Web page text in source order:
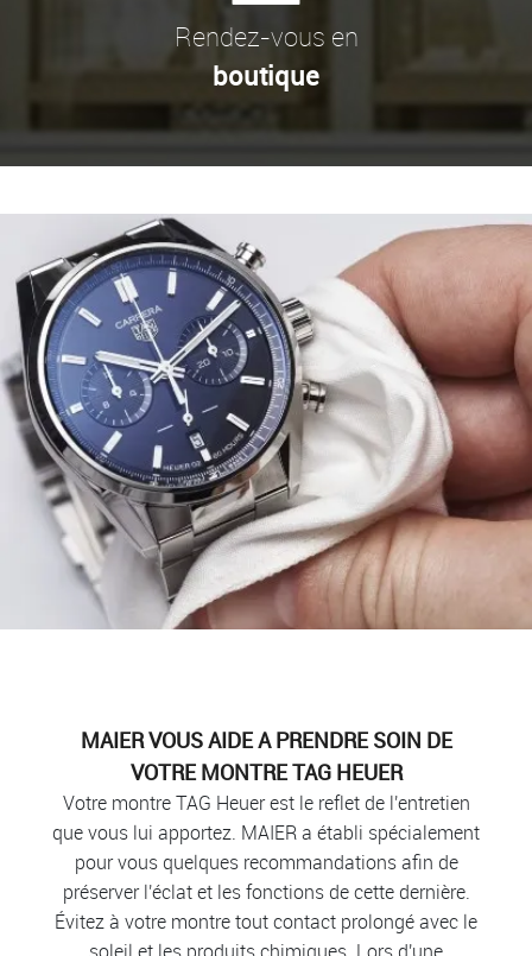
Rendez-vous en
boutique
MAIER VOUS AIDE A PRENDRE SOIN DE
VOTRE MONTRE TAG HEUER
Votre montre TAG Heuer est le reflet de l'entretien
que vous lui apportez. MAIER a établi spécialement
pour vous quelques recommandations afin de
préserver l'éclat et les fonctions de cette dernière.
Évitez à votre montre tout contact prolongé avec le